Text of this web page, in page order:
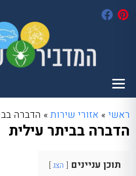
ראשי » אזורי שירות» הדברה
הדברה בביתר עילית
תוכן עניינים הצג